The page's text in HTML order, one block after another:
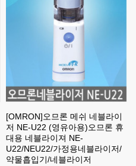
[OMRON]오므론 메쉬 네블라이
저 NE-U22 (영유아용)오므론 휴
대용 네블라이져 NE-
U22/NEU22/가정용네블라이저/
약물흡입기/네블라이저